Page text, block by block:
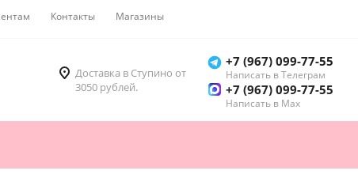
Контакты Магазины
Доставка в Ступино от
3050 рублей.
+7 (967) 099-77-55
Написать в Телеграм
+7 (967) 099-77-55
Написать в Мах